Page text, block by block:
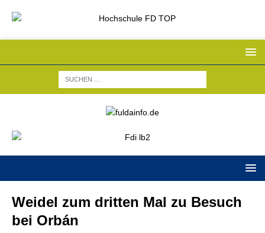
Weidel zum dritten Mal zu Besuch
bei Orbán